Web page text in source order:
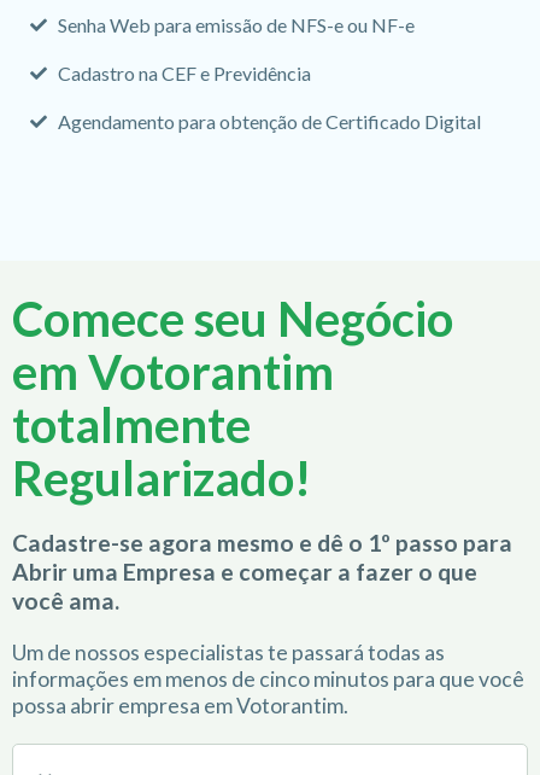
Senha Web para emissão de NFS-e ou NF-e
Cadastro na CEF e Previdência
Agendamento para obtenção de Certificado Digital
Comece seu Negócio
em Votorantim
totalmente
Regularizado!
Cadastre-se agora mesmo e dê o 1º passo para
Abrir uma Empresa e começar a fazer o que
você ama.
Um de nossos especialistas te passará todas as
informações em menos de cinco minutos para que você
possa abrir empresa em Votorantim.